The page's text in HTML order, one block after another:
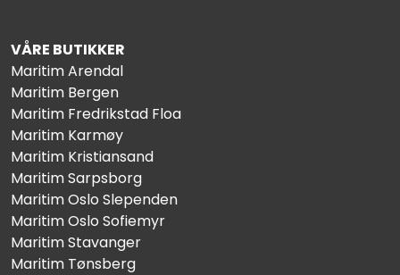
VÅRE BUTIKKER
Maritim Arendal
Maritim Bergen
Maritim Fredrikstad Floa
Maritim Karmøy
Maritim Kristiansand
Maritim Sarpsborg
Maritim Oslo Slependen
Maritim Oslo Sofiemyr
Maritim Stavanger
Maritim Tønsberg